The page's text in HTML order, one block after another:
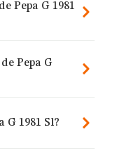
Pepa G 1981
Pepa G
G 1981 Sl?